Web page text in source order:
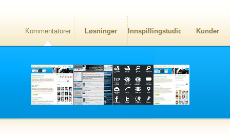
Kommentatorer Løsninger Innspillingstudio Kunder